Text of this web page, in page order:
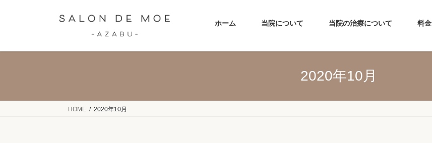
ツ
ッ
シ
移
ホーム 当院について 当院の治療について 料金
2020年10月
HOME 2020年10月